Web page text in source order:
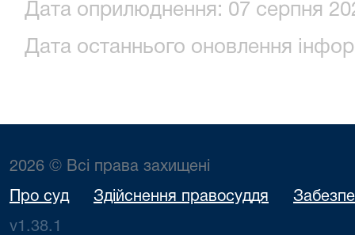
Дата оприлюднення: 07 серпня
Дата останнього оновлення
2026 © Всі права захищені
Про суд Здійснення правосуддя
v1.38.1